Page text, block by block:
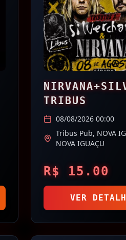
TRIBUS
08/08/2026 00:00
Tribus Pub, NOVA
NOVA IGUAÇU
R$ 15.00
VER